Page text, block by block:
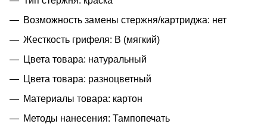
Возможность замены стержня/картриджа: нет
Жесткость грифеля: В (мягкий)
Цвета товара: натуральный
Цвета товара: разноцветный
Материалы товара: картон
Методы нанесения: Тампопечать